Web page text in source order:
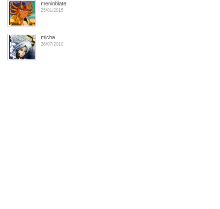
meninblate
25/01/2015
micha
26/07/2010